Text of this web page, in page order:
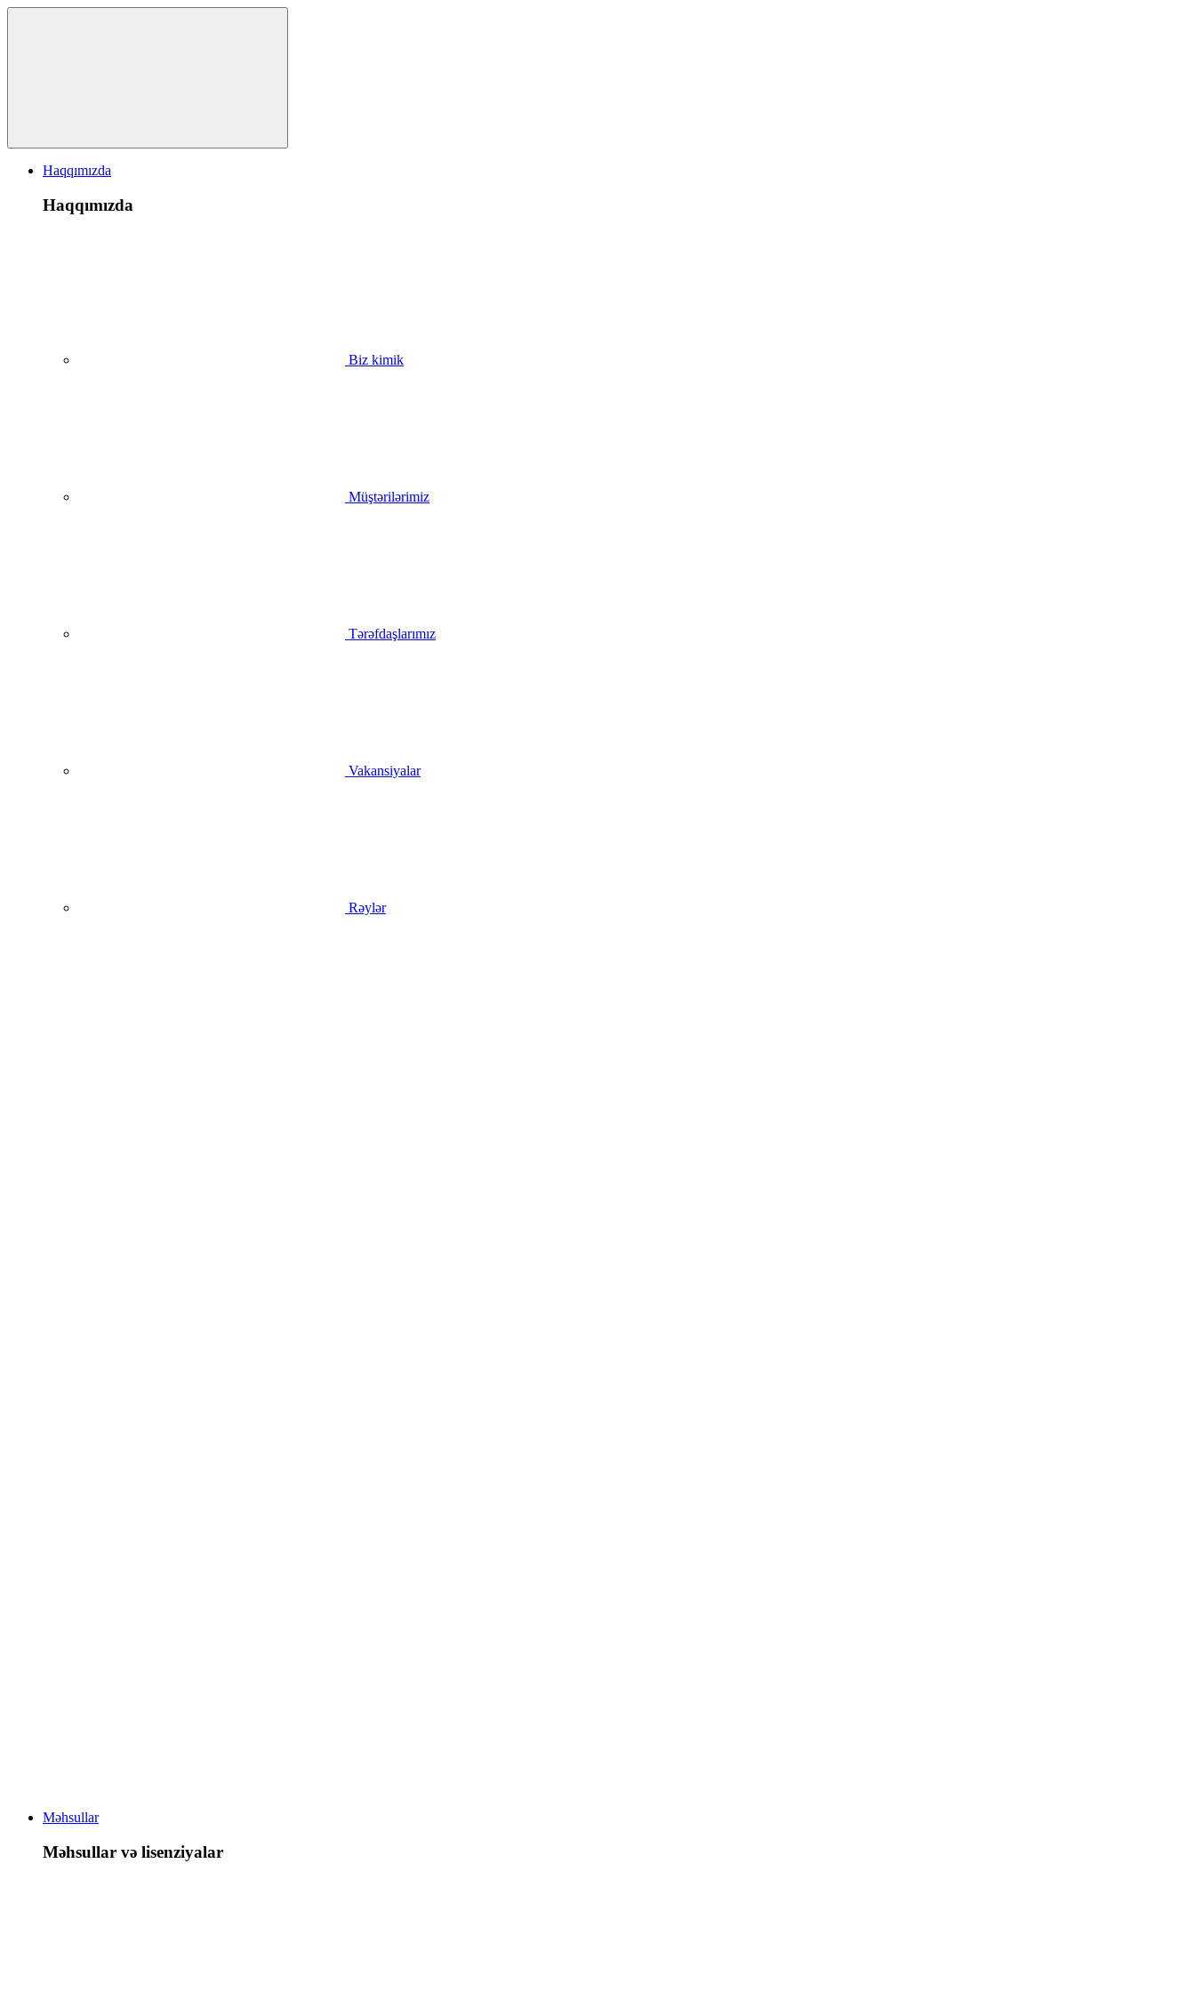
Haqqımızda
Haqqımızda
Biz kimik
Müştərilərimiz
Tərəfdaşlarımız
Vakansiyalar
Rəylər
Məhsullar
Məhsullar və lisenziyalar